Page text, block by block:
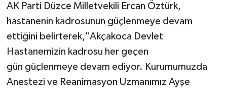
AK Parti Düzce Milletvekili Ercan Öztürk,
hastanenin kadrosunun güçlenmeye devam
ettiğini belirterek,"Akçakoca Devlet
Hastanemizin kadrosu her geçen
gün güçlenmeye devam ediyor. Kurumumuzda
Anestezi ve Reanimasyon Uzmanımız Ayşe